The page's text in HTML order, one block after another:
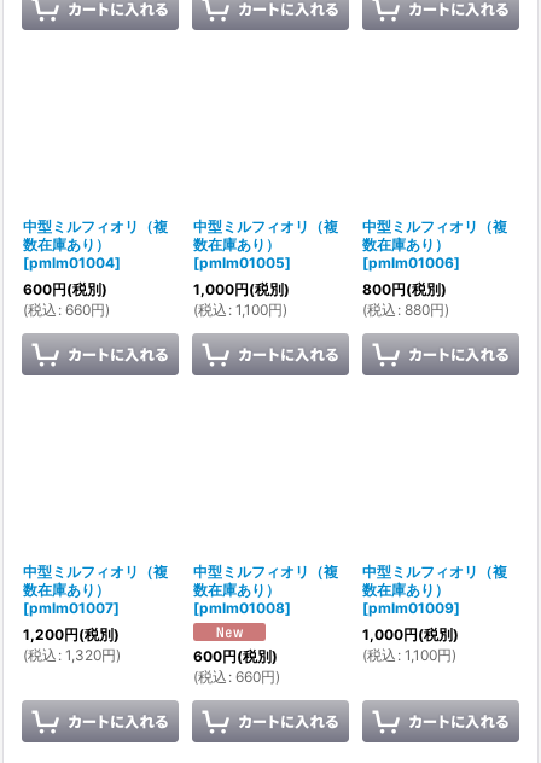
中型ミルフィオリ（複
数在庫あり）
[pmlm01004]
600円(税別)
(税込 : 660円)
中型ミルフィオリ（複
数在庫あり）
[pmlm01005]
1,000円(税別)
(税込 : 1,100円)
中型ミルフィオリ（複
数在庫あり）
[pmlm01006]
800円(税別)
(税込 : 880円)
中型ミルフィオリ（複
数在庫あり）
[pmlm01007]
1,200円(税別)
(税込 : 1,320円)
中型ミルフィオリ（複
数在庫あり）
[pmlm01008]
600円(税別)
(税込 : 660円)
中型ミルフィオリ（複
数在庫あり）
[pmlm01009]
1,000円(税別)
(税込 : 1,100円)